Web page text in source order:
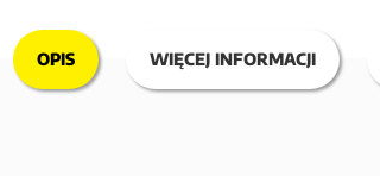
OPIS WIĘCEJ INFORMACJI